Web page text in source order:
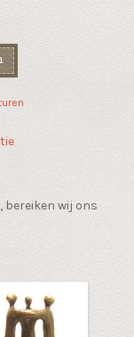
bereiken wij ons